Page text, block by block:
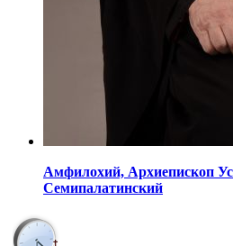
Амфилохий, Архиепископ
Семипалатинский